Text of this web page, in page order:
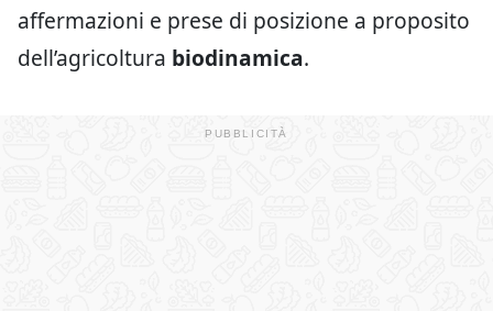
affermazioni e prese di posizione a proposito
dell’agricoltura biodinamica.